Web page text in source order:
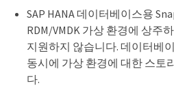
SAP HANA 데이터베이스용
RDM/VMDK 가상 환경에 상주
지원하지 않습니다. 데이터베
동시에 가상 환경에 대한 스토
다.